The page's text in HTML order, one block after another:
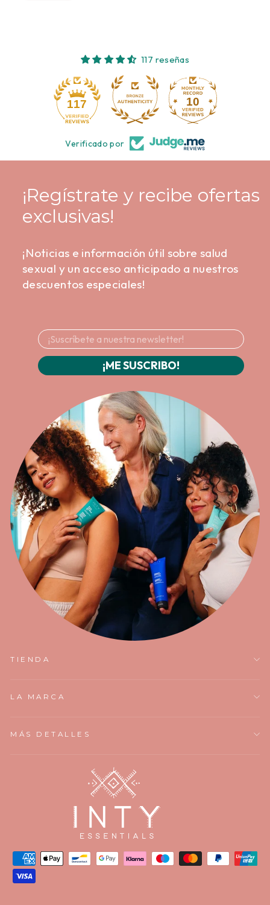
117 reseñas
117 10
Verificado por
¡Regístrate y recibe ofertas
exclusivas!
¡Noticias e información útil sobre salud
sexual y un acceso anticipado a nuestros
descuentos especiales!
¡ME SUSCRIBO!
TIENDA
LA MARCA
MÁS DETALLES